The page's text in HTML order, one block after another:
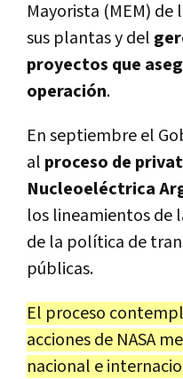
Mayorista (MEM)
sus plantas y del
proyectos que
operación.
En septiembre el
al proceso de
Nucleoeléctrica
los lineamientos de
de la política de
públicas.
El proceso
acciones de NASA
nacional e